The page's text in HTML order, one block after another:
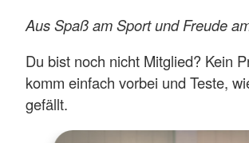
Aus Spaß am Sport und Freude
Du bist noch nicht Mitglied? Kein
komm einfach vorbei und Teste,
gefällt.